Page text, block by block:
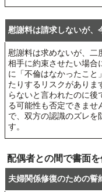
慰謝料は請求しないが、
慰謝料は求めないが、二
相手に約束させたい場合
に「不倫はなかったこと
たりするリスクがありま
らないと言われたのに後
る可能性も否定できませ
で、双方の認識のズレを
す。
配偶者との間で書面
夫婦関係修復のための誓